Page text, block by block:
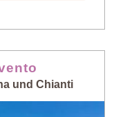
und Chianti